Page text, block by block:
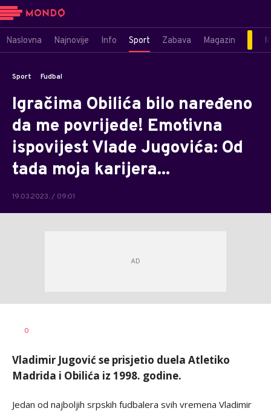
Naslovna Najnovije Info Sport Zabava Magazin
Sport Fudbal
Igračima Obilića bilo naređeno
da me povrijede! Emotivna
ispovijest Vlade Jugovića: Od
tada moja karijera...
19.03.2023. / 09:01
AUTOR
0
Vladimir Jugović se prisjetio duela Atletiko
Madrida i Obilića iz 1998. godine.
Jedan od najboljih srpskih fudbalera svih vremena Vladimir